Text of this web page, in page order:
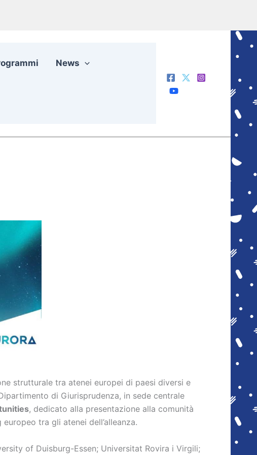
News
strutturale tra atenei europei di paesi diversi e
di Giurisprudenza, in sede centrale
, dedicato alla presentazione alla comunità
tra gli atenei dell’alleanza.
of Duisburg-Essen; Universitat Rovira i Virgili;